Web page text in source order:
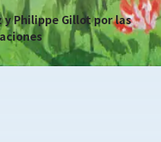
y Philippe Gillot por las